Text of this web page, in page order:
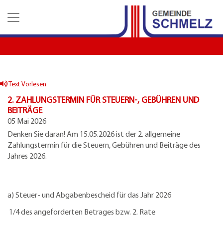
H
t
I
l
e
n Text Vorlesen
2. ZAHLUNGSTERMIN FÜR STEUERN-, GEBÜHREN UND
BEITRÄGE
05 Mai 2026
Denken Sie daran! Am 15.05.2026 ist der 2. allgemeine
Zahlungstermin für die Steuern, Gebühren und Beiträge des
Jahres 2026.
a) Steuer- und Abgabenbescheid für das Jahr 2026
1/4 des angeforderten Betrages bzw. 2. Rate